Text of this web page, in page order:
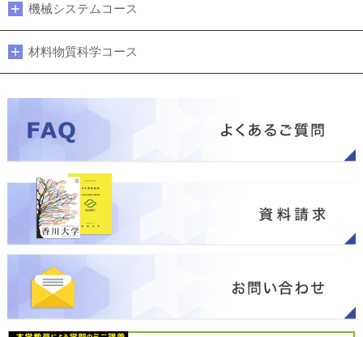
機械システムコース
材料物質科学コース